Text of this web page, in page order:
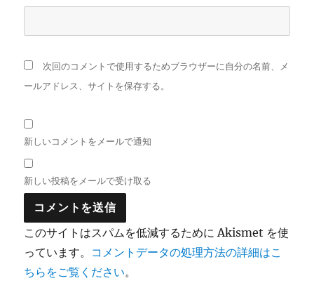
次回のコメントで使用するためブラウザーに自分の名前、メ
ールアドレス、サイトを保存する。
新しいコメントをメールで通知
新しい投稿をメールで受け取る
このサイトはスパムを低減するために Akismet を使
っています。 コメントデータの処理方法の詳細はこ
ちらをご覧ください。